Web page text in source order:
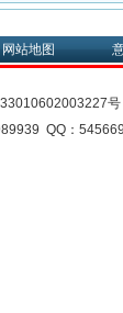
网站地图
33010602003227号
QQ：